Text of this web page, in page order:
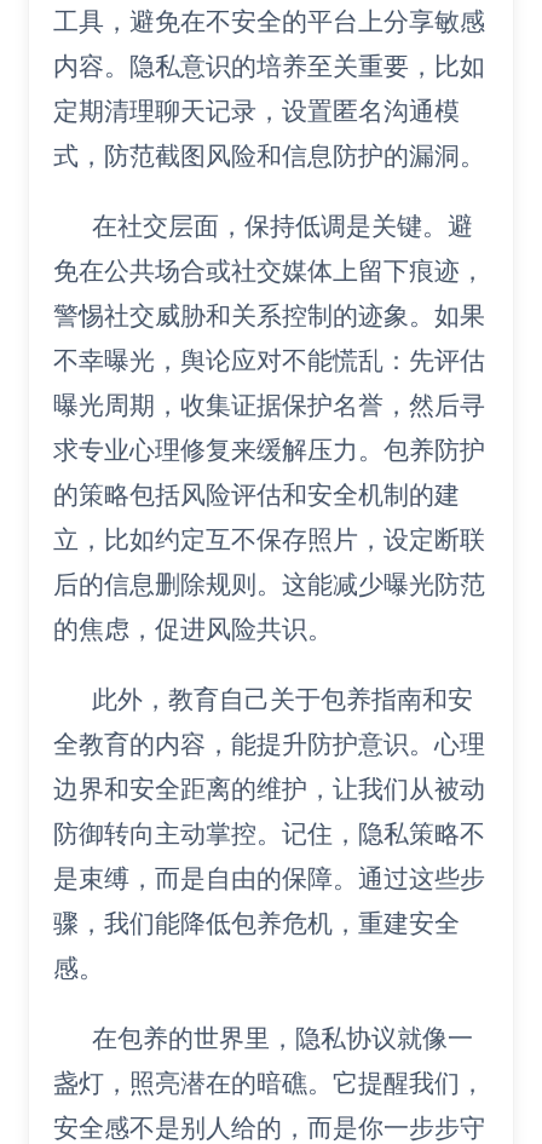
工具，避免在不安全的平台上分享敏感
内容。隐私意识的培养至关重要，比如
定期清理聊天记录，设置匿名沟通模
式，防范截图风险和信息防护的漏洞。
在社交层面，保持低调是关键。避
免在公共场合或社交媒体上留下痕迹，
警惕社交威胁和关系控制的迹象。如果
不幸曝光，舆论应对不能慌乱：先评估
曝光周期，收集证据保护名誉，然后寻
求专业心理修复来缓解压力。包养防护
的策略包括风险评估和安全机制的建
立，比如约定互不保存照片，设定断联
后的信息删除规则。这能减少曝光防范
的焦虑，促进风险共识。
此外，教育自己关于包养指南和安
全教育的内容，能提升防护意识。心理
边界和安全距离的维护，让我们从被动
防御转向主动掌控。记住，隐私策略不
是束缚，而是自由的保障。通过这些步
骤，我们能降低包养危机，重建安全
感。
在包养的世界里，隐私协议就像一
盏灯，照亮潜在的暗礁。它提醒我们，
安全感不是别人给的，而是你一步步守